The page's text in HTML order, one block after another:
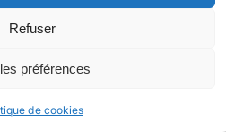
Refuser
préférences
de cookies